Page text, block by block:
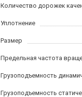
Количество дорожек
Уплотнение
Размер
Предельная частота
Грузоподъемность
Грузоподъемность